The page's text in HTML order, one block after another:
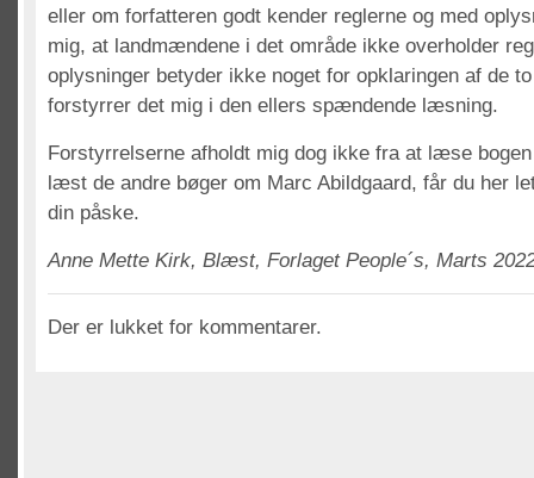
eller om forfatteren godt kender reglerne og med
mig, at landmændene i det område ikke overholder
oplysninger betyder ikke noget for opklaringen af de
forstyrrer det mig i den ellers spændende læsning.
Forstyrrelserne afholdt mig dog ikke fra at læse
læst de andre bøger om Marc Abildgaard, får du her
din påske.
Anne Mette Kirk, Blæst, Forlaget People´s, Marts
Der er lukket for kommentarer.